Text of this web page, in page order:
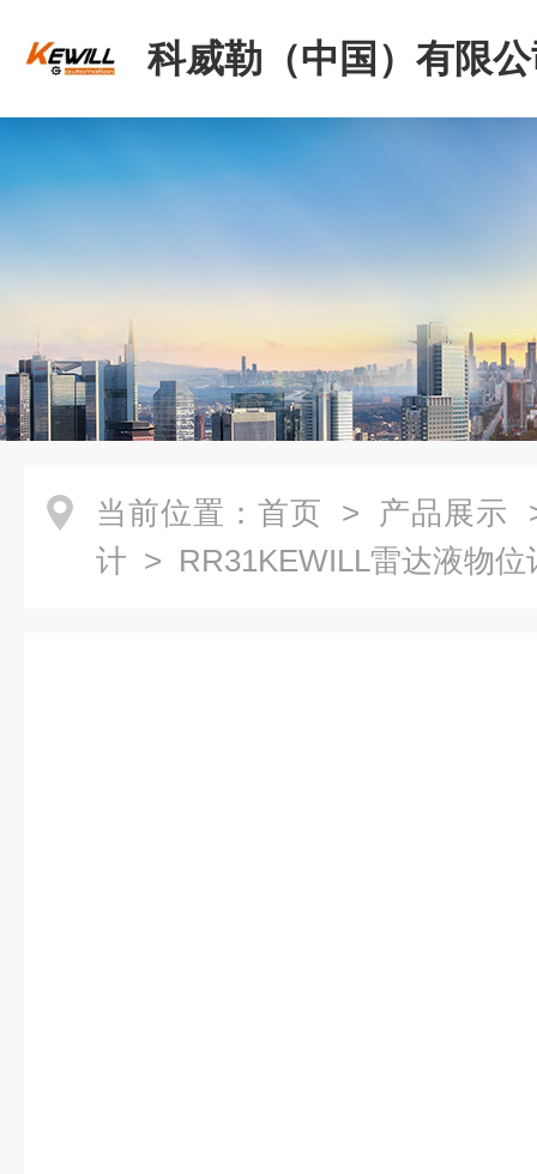
科威勒（中国）有限
当前位置： 首页 > 产品展示
计 > RR31KEWILL雷达液物位